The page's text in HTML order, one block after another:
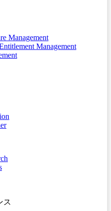
Management
Management
ス